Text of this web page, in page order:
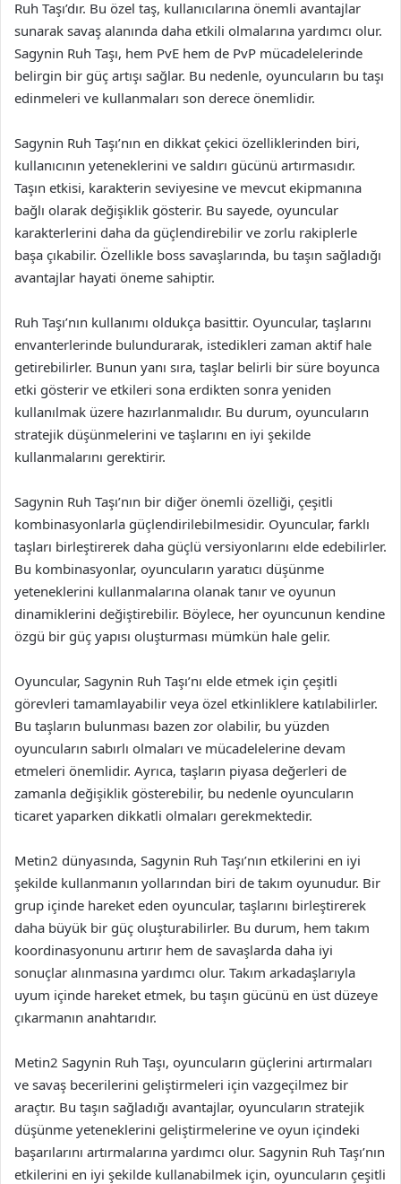
Ruh Taşı’dır. Bu özel taş, kullanıcılarına önemli avantajlar
sunarak savaş alanında daha etkili olmalarına yardımcı olur.
Sagynin Ruh Taşı, hem PvE hem de PvP mücadelelerinde
belirgin bir güç artışı sağlar. Bu nedenle, oyuncuların bu taşı
edinmeleri ve kullanmaları son derece önemlidir.
Sagynin Ruh Taşı’nın en dikkat çekici özelliklerinden biri,
kullanıcının yeteneklerini ve saldırı gücünü artırmasıdır.
Taşın etkisi, karakterin seviyesine ve mevcut ekipmanına
bağlı olarak değişiklik gösterir. Bu sayede, oyuncular
karakterlerini daha da güçlendirebilir ve zorlu rakiplerle
başa çıkabilir. Özellikle boss savaşlarında, bu taşın sağladığı
avantajlar hayati öneme sahiptir.
Ruh Taşı’nın kullanımı oldukça basittir. Oyuncular, taşlarını
envanterlerinde bulundurarak, istedikleri zaman aktif hale
getirebilirler. Bunun yanı sıra, taşlar belirli bir süre boyunca
etki gösterir ve etkileri sona erdikten sonra yeniden
kullanılmak üzere hazırlanmalıdır. Bu durum, oyuncuların
stratejik düşünmelerini ve taşlarını en iyi şekilde
kullanmalarını gerektirir.
Sagynin Ruh Taşı’nın bir diğer önemli özelliği, çeşitli
kombinasyonlarla güçlendirilebilmesidir. Oyuncular, farklı
taşları birleştirerek daha güçlü versiyonlarını elde edebilirler.
Bu kombinasyonlar, oyuncuların yaratıcı düşünme
yeteneklerini kullanmalarına olanak tanır ve oyunun
dinamiklerini değiştirebilir. Böylece, her oyuncunun kendine
özgü bir güç yapısı oluşturması mümkün hale gelir.
Oyuncular, Sagynin Ruh Taşı’nı elde etmek için çeşitli
görevleri tamamlayabilir veya özel etkinliklere katılabilirler.
Bu taşların bulunması bazen zor olabilir, bu yüzden
oyuncuların sabırlı olmaları ve mücadelelerine devam
etmeleri önemlidir. Ayrıca, taşların piyasa değerleri de
zamanla değişiklik gösterebilir, bu nedenle oyuncuların
ticaret yaparken dikkatli olmaları gerekmektedir.
Metin2 dünyasında, Sagynin Ruh Taşı’nın etkilerini en iyi
şekilde kullanmanın yollarından biri de takım oyunudur. Bir
grup içinde hareket eden oyuncular, taşlarını birleştirerek
daha büyük bir güç oluşturabilirler. Bu durum, hem takım
koordinasyonunu artırır hem de savaşlarda daha iyi
sonuçlar alınmasına yardımcı olur. Takım arkadaşlarıyla
uyum içinde hareket etmek, bu taşın gücünü en üst düzeye
çıkarmanın anahtarıdır.
Metin2 Sagynin Ruh Taşı, oyuncuların güçlerini artırmaları
ve savaş becerilerini geliştirmeleri için vazgeçilmez bir
araçtır. Bu taşın sağladığı avantajlar, oyuncuların stratejik
düşünme yeteneklerini geliştirmelerine ve oyun içindeki
başarılarını artırmalarına yardımcı olur. Sagynin Ruh Taşı’nın
etkilerini en iyi şekilde kullanabilmek için, oyuncuların çeşitli